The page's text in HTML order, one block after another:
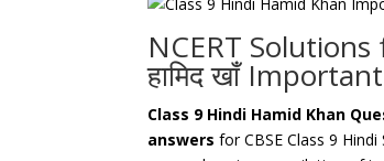
NCERT
हामिद खाँImportant
Class 9 Hindi Hamid Khan
answers for CBSE Class 9